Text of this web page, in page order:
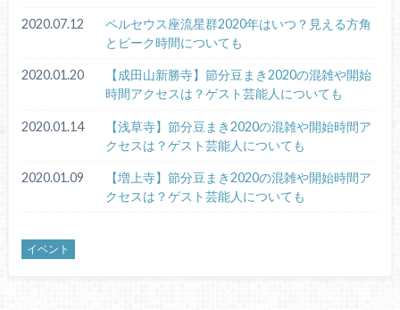
2020.07.12
ペルセウス座流星群2020年はいつ？見える方角
とピーク時間についても
2020.01.20
【成田山新勝寺】節分豆まき2020の混雑や開始
時間アクセスは？ゲスト芸能人についても
2020.01.14
【浅草寺】節分豆まき2020の混雑や開始時間ア
クセスは？ゲスト芸能人についても
2020.01.09
【増上寺】節分豆まき2020の混雑や開始時間ア
クセスは？ゲスト芸能人についても
イベント